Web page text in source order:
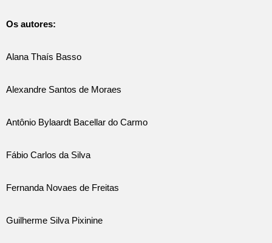
Os autores:
Alana Thaís Basso
Alexandre Santos de Moraes
Antônio Bylaardt Bacellar do Carmo
Fábio Carlos da Silva
Fernanda Novaes de Freitas
Guilherme Silva Pixinine